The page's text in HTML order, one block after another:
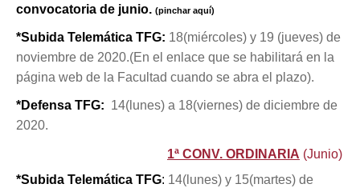
convocatoria de junio. (pinchar aquí)
*Subida Telemática TFG: 18(miércoles) y 19 (jueves) de
noviembre de 2020.(En el enlace que se habilitará en la
página web de la Facultad cuando se abra el plazo).
*Defensa TFG: 14(lunes) a 18(viernes) de diciembre de
2020.
1ª CONV. ORDINARIA (Junio)
*Subida Telemática TFG: 14(lunes) y 15(martes) de